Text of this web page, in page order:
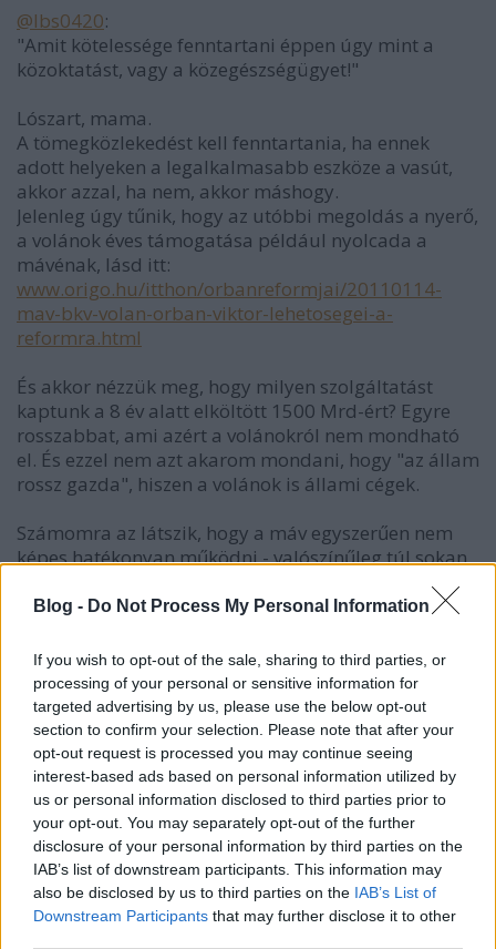
Blog - Do Not Process My Personal Information
If you wish to opt-out of the sale, sharing to third parties, or
processing of your personal or sensitive information for
targeted advertising by us, please use the below opt-out
section to confirm your selection. Please note that after your
opt-out request is processed you may continue seeing
interest-based ads based on personal information utilized by
us or personal information disclosed to third parties prior to
your opt-out. You may separately opt-out of the further
disclosure of your personal information by third parties on the
IAB’s list of downstream participants. This information may
also be disclosed by us to third parties on the IAB’s List of
Downstream Participants that may further disclose it to other
@lbs0420:
"Amit kötelessége fenntartani éppen úgy mint a
közoktatást, vagy a közegészségügyet!"
Lószart, mama.
A tömegközlekedést kell fenntartania, ha ennek
adott helyeken a legalkalmasabb eszköze a vasút,
akkor azzal, ha nem, akkor máshogy.
Jelenleg úgy tűnik, hogy az utóbbi megoldás a nyerő,
a volánok éves támogatása például nyolcada a
mávénak, lásd itt:
www.origo.hu/itthon/orbanreformjai/20110114-
mav-bkv-volan-orban-viktor-lehetosegei-a-
reformra.html
És akkor nézzük meg, hogy milyen szolgáltatást
kaptunk a 8 év alatt elköltött 1500 Mrd-ért? Egyre
rosszabbat, ami azért a volánokról nem mondható
el. És ezzel nem azt akarom mondani, hogy "az állam
rossz gazda", hiszen a volánok is állami cégek.
Számomra az látszik, hogy a máv egyszerűen nem
képes hatékonyan működni - valószínűleg túl sokan
élnek túl jól abból, hogy szétlopják (az ejtőernyősök
és a felső vezetés mellett ideértve a főállású
fizet embereket, hogy növeljék a bérjellegű
kiadásait???], de a munkaidőben fusizókat, piti
gázolajtolvajokat is), a többi meg képtelen ezeket
leküzdeni, pedig szerintem a megfelelő emberek
egy-egy rejtett kamerával vagy fénymásolóval igen
izgalmasakat tudnának szivárogtatni.
14 éve
@zero és ez milyen:
www.origo.hu/itthon/20111122-orban-levele-a-